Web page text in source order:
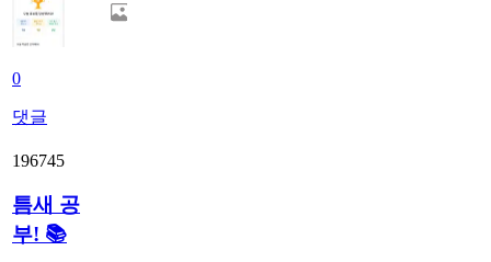
0
댓글
196745
틈새 공
부! 📚